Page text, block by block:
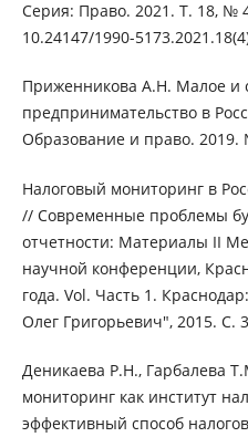
Серия: Право. 2021. Т. 18, №
10.24147/1990-
Приженникова А.Н. Малое и
предпринимательство в
Образование и право. 2019.
Налоговый мониторинг в
// Современные проблемы
отчетности: Материалы II
научной конференции,
года. Vol. Часть 1.
Олег Григорьевич", 2015. С.
Деникаева Р.Н., Гарбалева
мониторинг как институт
эффективный способ